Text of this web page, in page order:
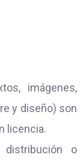
imágenes,
y diseño) son
licencia.
distribución o